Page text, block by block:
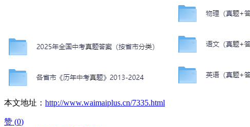
本文地址： http://www.waimaiplus.cn/7335.html
赞 (0)